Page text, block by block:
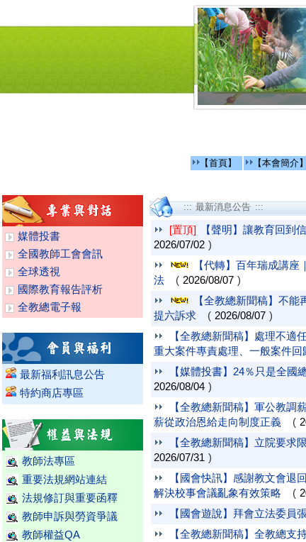
【首頁】 【本會簡介】
媒體投書
全國教師工會會訊
全球透視
國際教育報告評析
全教總電子報
最新福利訊息公告
特約商店專區
教師法專區
重要法規網站連結
法規修訂與重要函釋
教師申訴與勞資爭議
教師權益QA
::: 最新消息公告 :::
[置頂] 【聲明】讓教育回到
2026/07/02)
【代轉】百年瑞成講
法( 2026/08/07)
【全教總新聞稿】不
提六訴求( 2026/08/07)
【全教總新聞稿】處理不適
重大案件專責處理、一般案件回
【媒體投書】24％只是全國
2026/08/04)
【全教總新聞稿】軍公教調
薪從政治恩給走向制度正義(
【全教總新聞稿】立院要求
2026/07/31 )
【國會快訊】感謝教文會退
解決校事會議亂象有效策略(
【國會遊說】拜會立法委員
【全教總新聞稿】全教總支